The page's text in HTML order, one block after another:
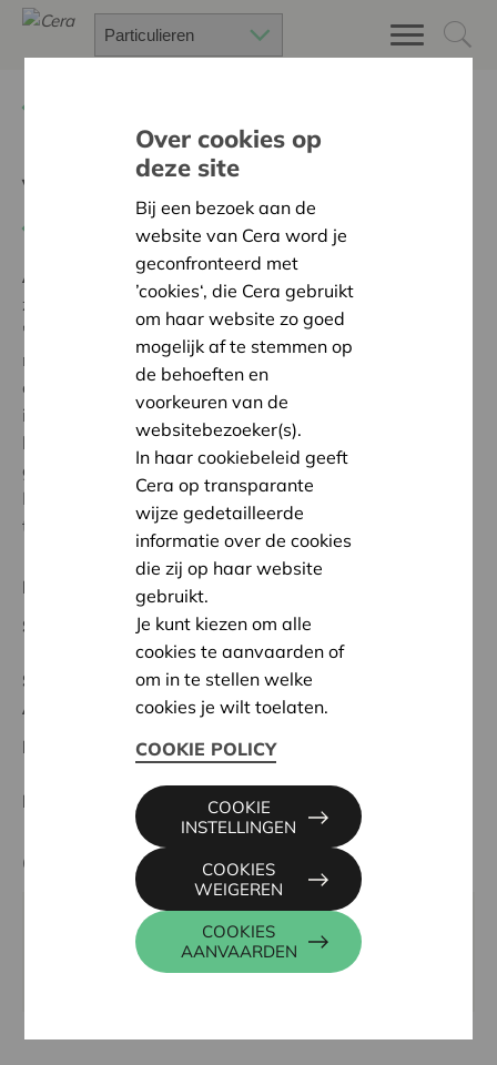
Verbreek de taboe
Terug naar overzicht
Ambitie:
Een solidaire, respectvolle samenleving
zonder drempels
'Mama Bolingo sensibiliseert gezinnen met een
migratieachtergrond rond borstkanker. Tijdens de
campagne tegen borstkanker verbreken we het taboe
in de allochtone gemeenschap en maken het thema
bespreekbaar. We moedigen vrouwen aan om in te
gaan op hun uitnodiging voor een mammografie.
Mama Bolingo creëren solidariteit en verbinding
tussen de gezinnen.'
Regionaal Project
Startdatum:
15/05/2024
Status:
Volledig
Antwerpen
Datum:
15/05/2024
Beslissing: Goedgekeurd
Contactpersoon
KRIS DEBRUYNE
016 27 96 74
kris.debruyne@cera.coop
Over cookies op
deze site
Bij een bezoek aan de
website van Cera word je
geconfronteerd met
’cookies‘, die Cera gebruikt
om haar website zo goed
mogelijk af te stemmen op
de behoeften en
voorkeuren van de
websitebezoeker(s).
In haar cookiebeleid geeft
Cera op transparante
wijze gedetailleerde
informatie over de cookies
die zij op haar website
gebruikt.
Je kunt kiezen om alle
cookies te aanvaarden of
om in te stellen welke
cookies je wilt toelaten.
COOKIE POLICY
COOKIES
AANVAARDEN
COOKIES
WEIGEREN
COOKIE
INSTELLINGEN